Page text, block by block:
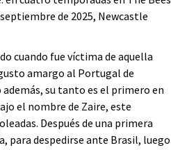
de 2025, Newcastle
cuando fue víctima de aquella
amargo al Portugal de
su tanto es el primero en
el nombre de Zaire, este
Después de una primera
para despedirse ante Brasil, luego